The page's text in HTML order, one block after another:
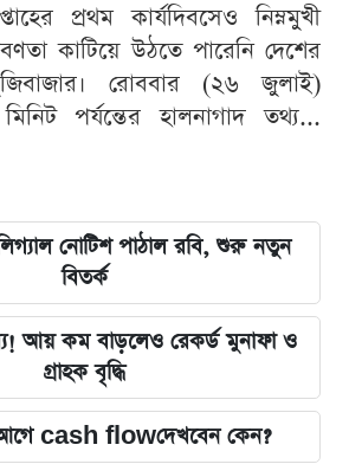
প্রথম কার্যদিবসেও নিম্নমুখী
কাটিয়ে উঠতে পারেনি দেশের
রোববার (২৬ জুলাই)
পর্যন্তের হালনাগাদ তথ্য...
নোটিশ পাঠাল রবি, শুরু নতুন
বিতর্ক
আয় কম বাড়লেও রেকর্ড মুনাফা ও
গ্রাহক বৃদ্ধি
আগে cash flowদেখবেন কেন?